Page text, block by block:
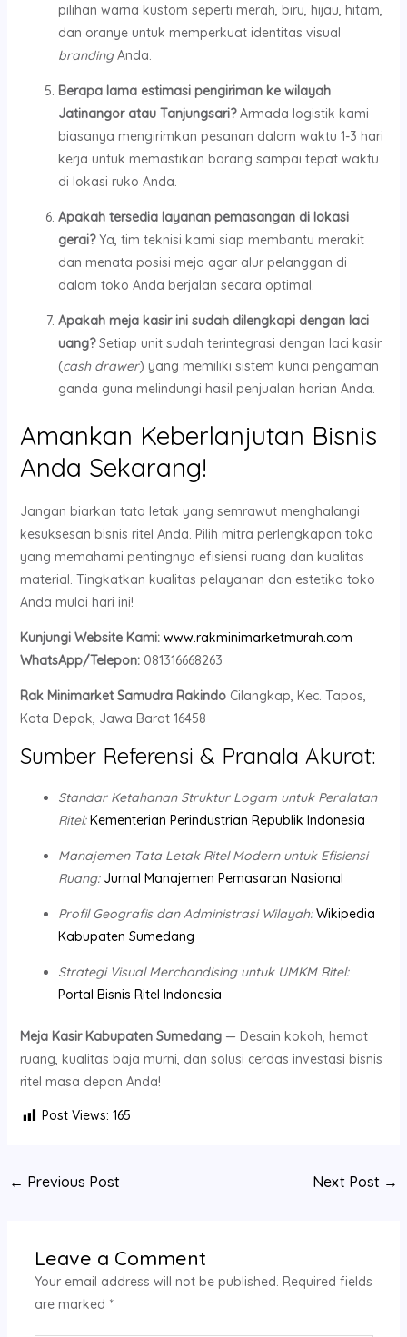
pilihan warna kustom seperti merah, biru, hijau, hitam,
dan oranye untuk memperkuat identitas visual
brandingAnda.
Berapa lama estimasi pengiriman ke wilayah
Jatinangor atau Tanjungsari?Armada logistik kami
biasanya mengirimkan pesanan dalam waktu 1-3 hari
kerja untuk memastikan barang sampai tepat waktu
di lokasi ruko Anda.
Apakah tersedia layanan pemasangan di lokasi
gerai?Ya, tim teknisi kami siap membantu merakit
dan menata posisi meja agar alur pelanggan di
dalam toko Anda berjalan secara optimal.
Apakah meja kasir ini sudah dilengkapi dengan laci
uang?Setiap unit sudah terintegrasi dengan laci kasir
(cash drawer) yang memiliki sistem kunci pengaman
ganda guna melindungi hasil penjualan harian Anda.
Amankan Keberlanjutan Bisnis
Anda Sekarang!
Jangan biarkan tata letak yang semrawut menghalangi
kesuksesan bisnis ritel Anda. Pilih mitra perlengkapan toko
yang memahami pentingnya efisiensi ruang dan kualitas
material. Tingkatkan kualitas pelayanan dan estetika toko
Anda mulai hari ini!
Kunjungi Website Kami: www.rakminimarketmurah.com
WhatsApp/Telepon:081316668263
Rak Minimarket Samudra RakindoCilangkap, Kec. Tapos,
Kota Depok, Jawa Barat 16458
Sumber Referensi & Pranala Akurat:
Standar Ketahanan Struktur Logam untuk Peralatan
Ritel: Kementerian Perindustrian Republik Indonesia
Manajemen Tata Letak Ritel Modern untuk Efisiensi
Ruang: Jurnal Manajemen Pemasaran Nasional
Profil Geografis dan Administrasi Wilayah: Wikipedia
Kabupaten Sumedang
Strategi Visual Merchandising untuk UMKM Ritel:
Portal Bisnis Ritel Indonesia
Meja Kasir Kabupaten Sumedang— Desain kokoh, hemat
ruang, kualitas baja murni, dan solusi cerdas investasi bisnis
ritel masa depan Anda!
Post Views: 165
← Previous Post Next Post →
Leave a Comment
Your email address will not be published. Required fields
are marked *